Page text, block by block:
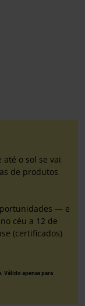
o sol se vai
de produtos
— e
céu a 12 de
(certificados)
Válido apenas para